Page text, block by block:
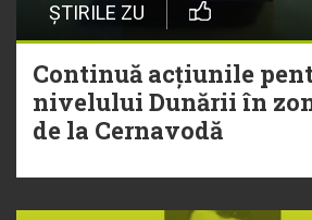
ȘTIRILE ZU
Continuă acțiunile
nivelului Dunării în
de la Cernavodă